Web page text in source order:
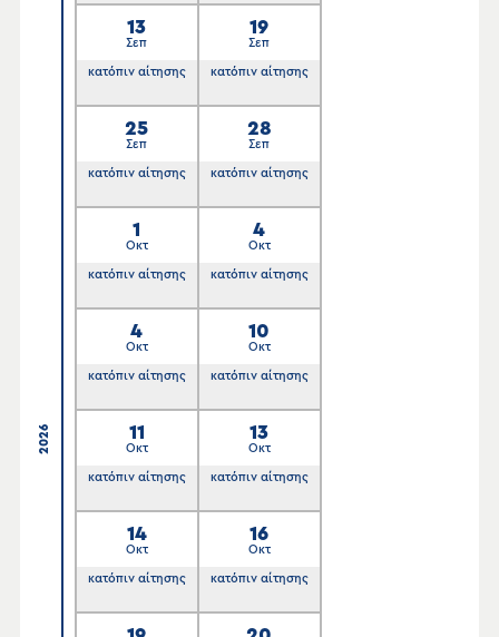
2026
13
Σεπ
κατόπιν αίτησης
19
Σεπ
κατόπιν αίτησης
25
Σεπ
κατόπιν αίτησης
28
Σεπ
κατόπιν αίτησης
1
Οκτ
κατόπιν αίτησης
4
Οκτ
κατόπιν αίτησης
4
Οκτ
κατόπιν αίτησης
10
Οκτ
κατόπιν αίτησης
11
Οκτ
κατόπιν αίτησης
13
Οκτ
κατόπιν αίτησης
14
Οκτ
κατόπιν αίτησης
16
Οκτ
κατόπιν αίτησης